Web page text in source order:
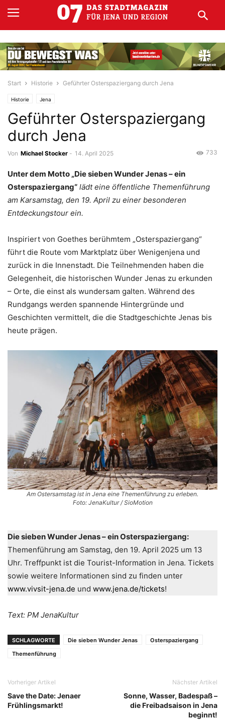
Start Historie Geführter Osterspaziergang durch Jena
Historie Jena
Geführter Osterspaziergang
durch Jena
Von Michael Stocker - 14. April 2025 733
Unter dem Motto „Die sieben Wunder Jenas – ein
Osterspaziergang“ lädt eine öffentliche Themenführung
am Karsamstag, den 19. April zu einer besonderen
Entdeckungstour ein.
Inspiriert von Goethes berühmtem „Osterspaziergang“
führt die Route vom Marktplatz über Wenigenjena und
zurück in die Innenstadt. Die Teilnehmenden haben die
Gelegenheit, die historischen Wunder Jenas zu erkunden
– Orte, die einst als wundersam galten. Während des
Rundgangs werden spannende Hintergründe und
Geschichten vermittelt, die die Stadtgeschichte Jenas bis
heute prägen.
Am Ostersamstag ist in Jena eine Themenführung zu erleben.
Foto: JenaKultur / SioMotion
Die sieben Wunder Jenas – ein Osterspaziergang:
Themenführung am Samstag, den 19. April 2025 um 13
Uhr. Treffpunkt ist die Tourist-Information in Jena. Tickets
sowie weitere Informationen sind zu finden unter
www.vivsit-jena.de und www.jena.de/tickets!
Text: PM JenaKultur
SCHLAGWORTE Die sieben Wunder Jenas
Osterspaziergang
Themenführung
Vorheriger Artikel
Save the Date: Jenaer
Frühlingsmarkt!
Nächster Artikel
Sonne, Wasser, Badespaß –
die Freibadsaison in Jena
beginnt!